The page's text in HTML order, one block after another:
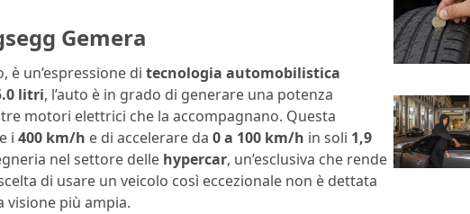
Gemera
è un’espressione di tecnologia automobilistica
litri, l’auto è in grado di generare una potenza
motori elettrici che la accompagnano. Questa
i 400 km/h e di accelerare da 0 a 100 km/h in soli 1,9
nel settore delle hypercar, un’esclusiva che rende
di usare un veicolo così eccezionale non è dettata
visione più ampia.